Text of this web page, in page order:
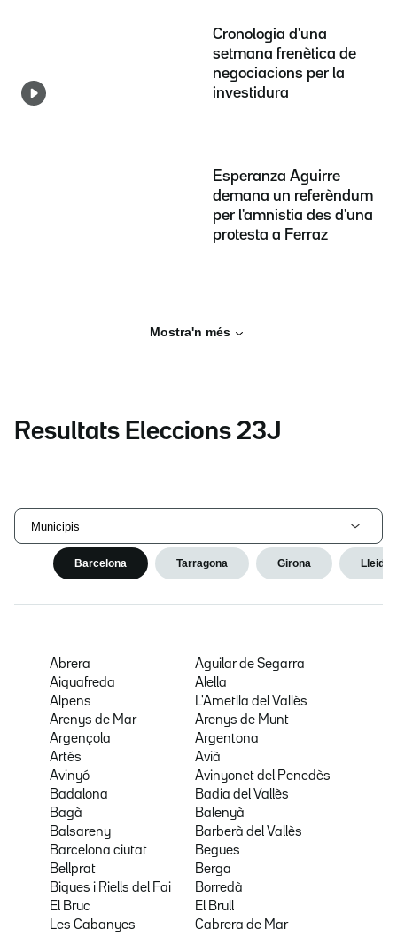
Cronologia d'una
setmana frenètica de
negociacions per la
investidura
Esperanza Aguirre
demana un referèndum
per l'amnistia des d'una
protesta a Ferraz
Mostra'n més
Resultats Eleccions 23J
Municipis
Barcelona Tarragona Girona Lleida
Abrera
Aguilar de Segarra
Aiguafreda
Alella
Alpens
L'Ametlla del Vallès
Arenys de Mar
Arenys de Munt
Argençola
Argentona
Artés
Avià
Avinyó
Avinyonet del Penedès
Badalona
Badia del Vallès
Bagà
Balenyà
Balsareny
Barberà del Vallès
Barcelona ciutat
Begues
Bellprat
Berga
Bigues i Riells del Fai
Borredà
El Bruc
El Brull
Les Cabanyes
Cabrera de Mar